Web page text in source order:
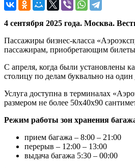
4 сентября 2025 года. Москва.
Пассажиры бизнес-класса
пассажирам, приобретающим билеты
С апреля, когда были установлены
столицу по делам буквально на
Услуга доступна в терминалах
размером не более 50x40x90
Режим работы зон хранения
прием багажа – 8:00 – 21:00
перерыв – 12:00 – 13:00
выдача багажа 5:30 – 00:00